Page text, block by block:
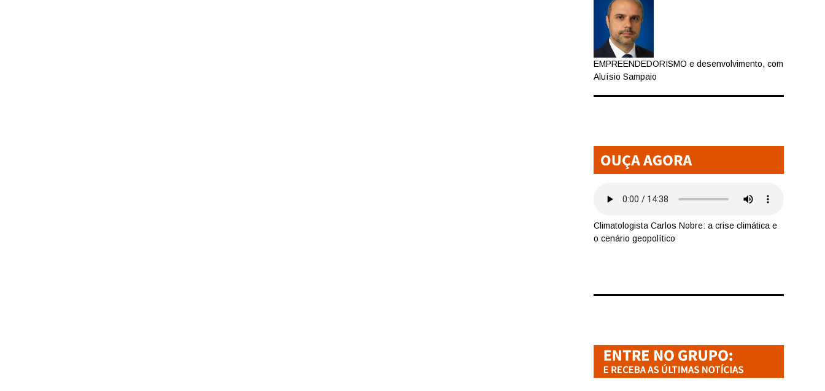
EMPREENDEDORISMO e desenvolvimento, com
Aluísio Sampaio
Climatologista Carlos Nobre: a crise climática e
o cenário geopolítico